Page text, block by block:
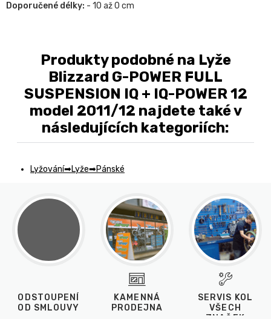
Doporučené délky: - 10 až 0 cm
Produkty podobné na Lyže
Blizzard G-POWER FULL
SUSPENSION IQ + IQ-POWER 12
model 2011/12 najdete také v
následujících kategoriích:
Lyžování Lyže Pánské
ODSTOUPENÍ
OD SMLOUVY
KAMENNÁ
PRODEJNA
SERVIS KOL
VŠECH